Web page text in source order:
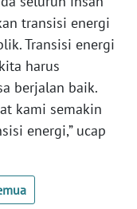
transisi energi
Transisi energi
harus
berjalan baik.
kami semakin
energi,” ucap